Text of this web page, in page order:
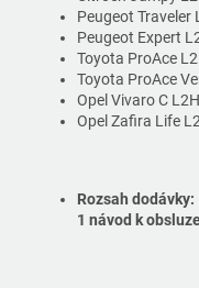
Peugeot Traveler
Peugeot Expert
Toyota ProAce
Toyota ProAce
Opel Vivaro C
Opel Zafira Life
Rozsah dodávky:
1 návod k